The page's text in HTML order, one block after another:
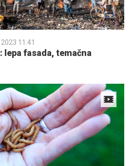
11.41
lepa fasada, temačna